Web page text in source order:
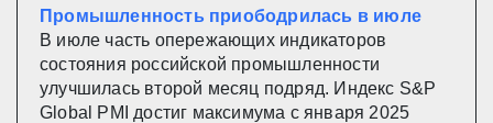
Промышленность приободрилась в июле
В июле часть опережающих индикаторов
состояния российской промышленности
улучшилась второй месяц подряд. Индекс S&P
Global PMI достиг максимума с января 2025